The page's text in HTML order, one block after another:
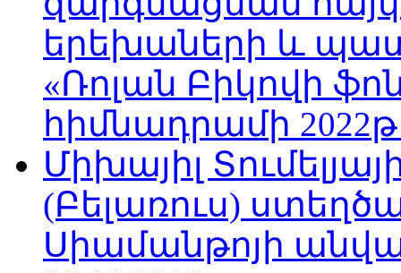
երեխաների և
«Ռոլան Բիկովի
հիմնադրամի
Միխայիլ
(Բելառուս)
Սիամանթոյի